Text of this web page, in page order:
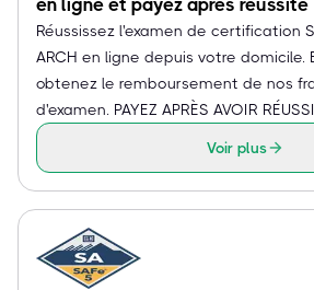
en ligne et payez après réussite
Réussissez l'examen de certification
ARCH en ligne depuis votre domicile.
obtenez le remboursement de nos
d'examen. PAYEZ APRÈS AVOIR RÉUSSI.
Voir plus